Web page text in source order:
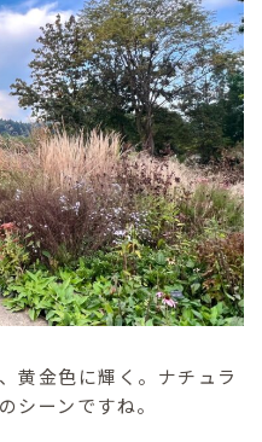
黄金色に輝く。ナチュラ
シーンですね。